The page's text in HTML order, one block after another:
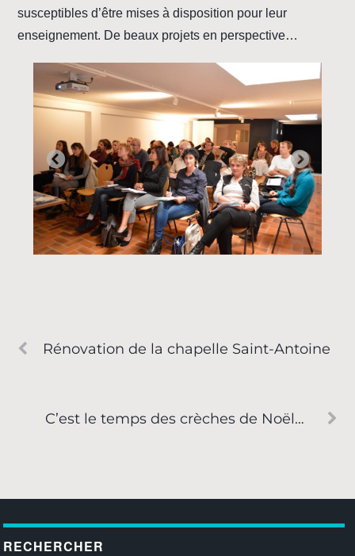
susceptibles d’être mises à disposition pour leur
enseignement. De beaux projets en perspective…
Rénovation de la chapelle Saint-Antoine
C’est le temps des crèches de Noël…
RECHERCHER